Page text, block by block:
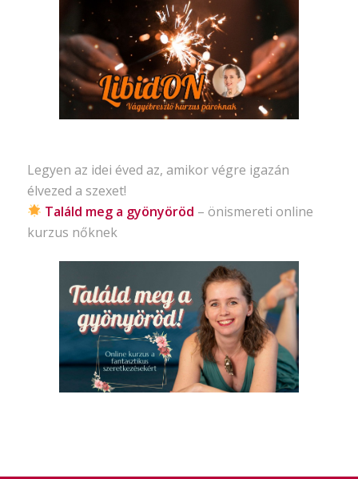
Legyen az idei éved az, amikor végre igazán
élvezed a szexet!
Találd meg a gyönyöröd – önismereti online
kurzus nőknek